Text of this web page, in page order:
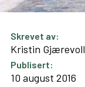
Skrevet av:
Kristin Gjærevoll
Publisert:
10 august 2016